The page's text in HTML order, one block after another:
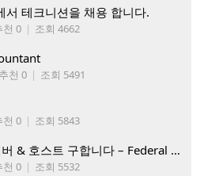
서 테크니션을 채용 합니다.
천 0 | 조회 4662
추천 0 | 조회 5491
천 0 | 조회 5843
Korean BBQ 레스토랑 서버 & 호스트 구합니다 – Federal Way & Tacoma $45-$60/hr (server), $21-23/hr (Host)
천 0 | 조회 5532